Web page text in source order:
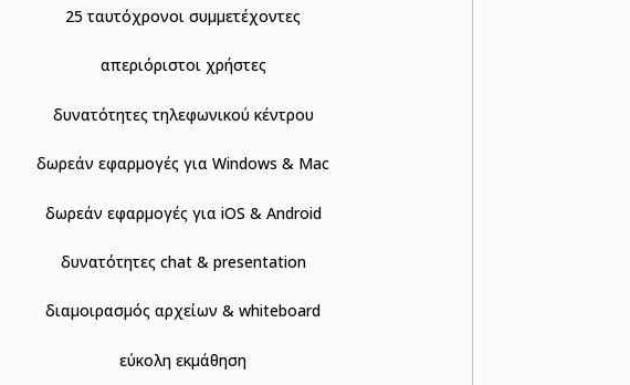
25 ταυτόχρονοι συμμετέχοντες
απεριόριστοι χρήστες
δυνατότητες τηλεφωνικού κέντρου
δωρεάν εφαρμογές για Windows & Mac
δωρεάν εφαρμογές για iOS & Android
δυνατότητες chat & presentation
διαμοιρασμός αρχείων & whiteboard
εύκολη εκμάθηση